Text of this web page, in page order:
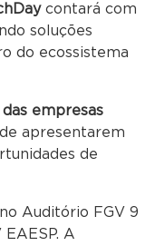
contará com
soluções
do ecossistema
empresas
apresentarem
de
no Auditório FGV 9
A